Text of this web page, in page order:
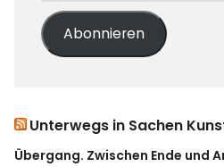
Abonnieren
Unterwegs in Sachen
Übergang. Zwischen Ende und